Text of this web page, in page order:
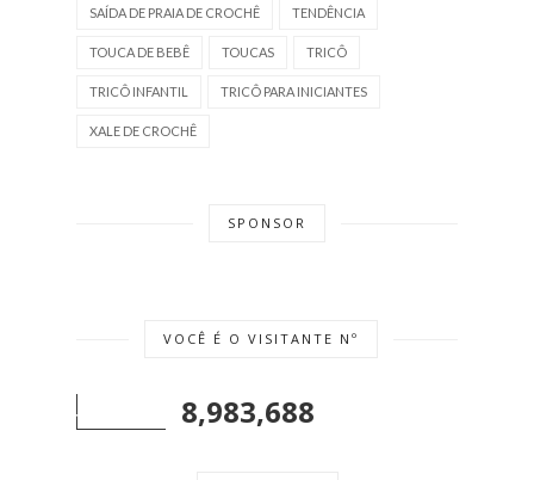
SAÍDA DE PRAIA DE CROCHÊ TENDÊNCIA
TOUCA DE BEBÊ TOUCAS TRICÔ
TRICÔ INFANTIL TRICÔ PARA INICIANTES
XALE DE CROCHÊ
SPONSOR
VOCÊ É O VISITANTE Nº
8,983,688